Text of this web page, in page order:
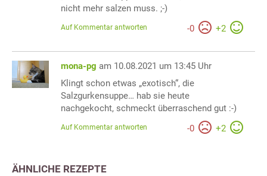
nicht mehr salzen muss. ;-)
-0 +2
Auf Kommentar antworten
mona-pg am 10.08.2021 um 13:45 Uhr
Klingt schon etwas „exotisch“, die
Salzgurkensuppe… hab sie heute
nachgekocht, schmeckt überraschend gut :-)
-0 +2
Auf Kommentar antworten
ÄHNLICHE REZEPTE